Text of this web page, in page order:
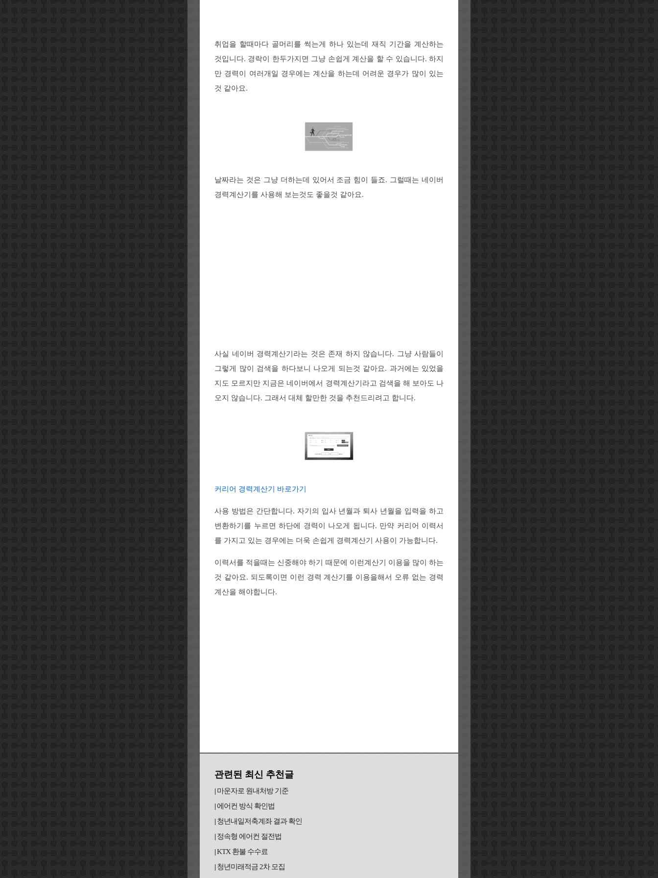
취업을 할때마다 골머리를 썩는게 하나 있는데 재직 기간을 계산하는
것입니다. 경락이 한두가지면 그냥 손쉽게 계산을 할 수 있습니다. 하지
만 경력이 여러개일 경우에는 계산을 하는데 어려운 경우가 많이 있는
것 같아요.
날짜라는 것은 그냥 더하는데 있어서 조금 힘이 들죠. 그럴때는 네이버
경력계산기를 사용해 보는것도 좋을것 같아요.
사실 네이버 경력계산기라는 것은 존재 하지 않습니다. 그냥 사람들이
그렇게 많이 검색을 하다보니 나오게 되는것 같아요. 과거에는 있었을
지도 모르지만 지금은 네이버에서 경력계산기라고 검색을 해 보아도 나
오지 않습니다. 그래서 대체 할만한 것을 추천드리려고 합니다.
커리어 경력계산기 바로가기
사용 방법은 간단합니다. 자기의 입사 년월과 퇴사 년월을 입력을 하고
변환하기를 누르면 하단에 경력이 나오게 됩니다. 만약 커리어 이력서
를 가지고 있는 경우에는 더욱 손쉽게 경력계산기 사용이 가능합니다.
이력서를 적을때는 신중해야 하기 때문에 이런계산기 이용을 많이 하는
것 같아요. 되도록이면 이런 경력 계산기를 이용을해서 오류 없는 경력
계산을 해야합니다.
관련된 최신 추천글
마운자로 원내처방 기준
에어컨 방식 확인법
청년내일저축계좌 결과 확인
정속형 에어컨 절전법
KTX 환불 수수료
청년미래적금 2차 모집